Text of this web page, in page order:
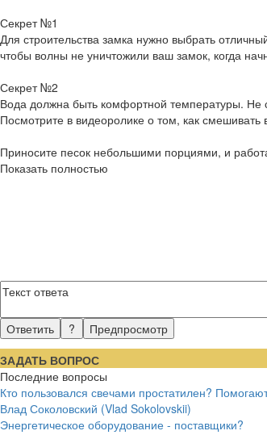
Секрет №1
Для строительства замка нужно выбрать
чтобы волны не уничтожили ваш замок, когда
Секрет №2
Вода должна быть комфортной температуры. Не
Посмотрите в видеоролике о том, как
Приносите песок небольшими порциями, и
Показать полностью
ЗАДАТЬ ВОПРОС
Последние вопросы
Кто пользовался свечами простатилен?
Влад Соколовский (Vlad Sokolovskii)
Энергетическое оборудование - поставщики?